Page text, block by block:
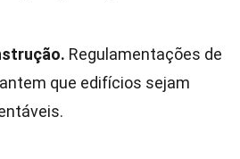
Regulamentações de
que edifícios sejam